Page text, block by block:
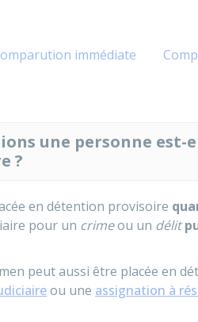
immédiate
une personne est-
?
en détention provisoire
pour un crimeou un délit
peut aussi être placée en
ou une assignation à